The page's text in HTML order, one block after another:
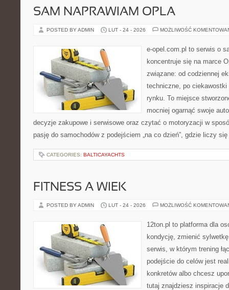
SAM NAPRAWIAM OPLA
POSTED BY ADMIN LUT - 24 - 2026 MOŻLIWOŚĆ
e-opel.com.pl to serwis o
koncentruje się na marce
związane: od codziennej
techniczne, po
rynku. To miejsce
mocniej ogarnąć swoje
decyzje zakupowe i serwisowe oraz czytać o motoryzacji w
pasję do samochodów z podejściem „na co dzień”, gdzie liczy
CATEGORIES: BALTICAYACHTS
FITNESS A WIEK
POSTED BY ADMIN LUT - 24 - 2026 MOŻLIWOŚĆ
12ton.pl to platforma dla
kondycję, zmienić
serwis, w którym trening
podejście do celów jest
konkretów albo chcesz
tutaj znajdziesz inspiracje